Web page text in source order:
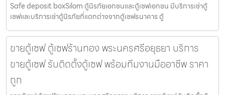
Safe deposit boxSilom ตู้นิรภัยเอกชนและตู้เซฟเอกชน มีบริการเช่าตู้
เซฟและบริการเช่าตู้นิรภัยที่แตกต่างจากตู้เซฟธนาคาร ตู้
ขายตู้เซฟ ตู้เซฟร้านทอง พระนครศรีอยุธยา บริการ
ขายตู้เซฟ รับติดตั้งตู้เซฟ พร้อมทีมงานมืออาชีพ ราคา
ถูก